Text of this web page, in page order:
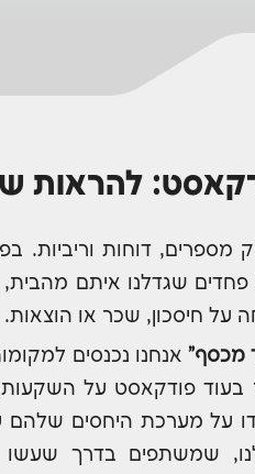
להראות
מספרים, דוחות וריביות.
שגדלנו איתם מהבית,
על חיסכון, שכר או הוצאות.
מכסף" אנחנו נכנסים
פודקאסט על השקעות,
על מערכת היחסים שלהם
שמשתפים בדרך